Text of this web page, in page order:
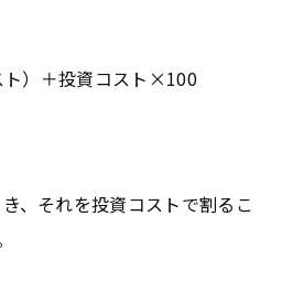
ト）＋投資コスト×100
、それを投資コストで割るこ